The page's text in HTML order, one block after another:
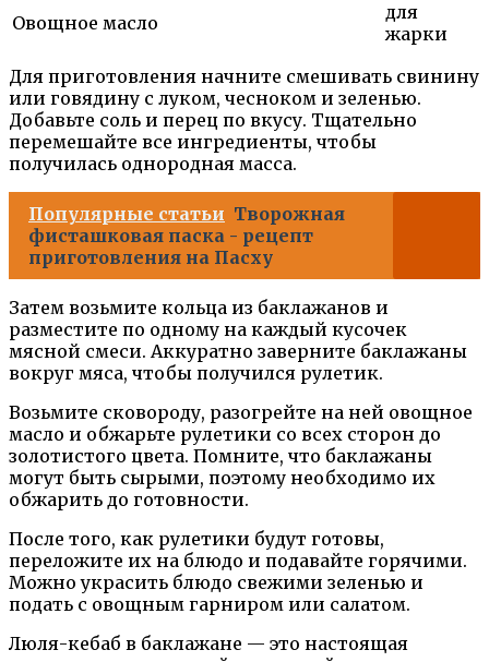
Овощное масло
для
жарки
Для приготовления начните смешивать свинину
или говядину с луком, чесноком и зеленью.
Добавьте соль и перец по вкусу. Тщательно
перемешайте все ингредиенты, чтобы
получилась однородная масса.
Популярные статьи Творожная
фисташковая паска - рецепт
приготовления на Пасху
Затем возьмите кольца из баклажанов и
разместите по одному на каждый кусочек
мясной смеси. Аккуратно заверните баклажаны
вокруг мяса, чтобы получился рулетик.
Возьмите сковороду, разогрейте на ней овощное
масло и обжарьте рулетики со всех сторон до
золотистого цвета. Помните, что баклажаны
могут быть сырыми, поэтому необходимо их
обжарить до готовности.
После того, как рулетики будут готовы,
переложите их на блюдо и подавайте горячими.
Можно украсить блюдо свежими зеленью и
подать с овощным гарниром или салатом.
Люля-кебаб в баклажане — это настоящая